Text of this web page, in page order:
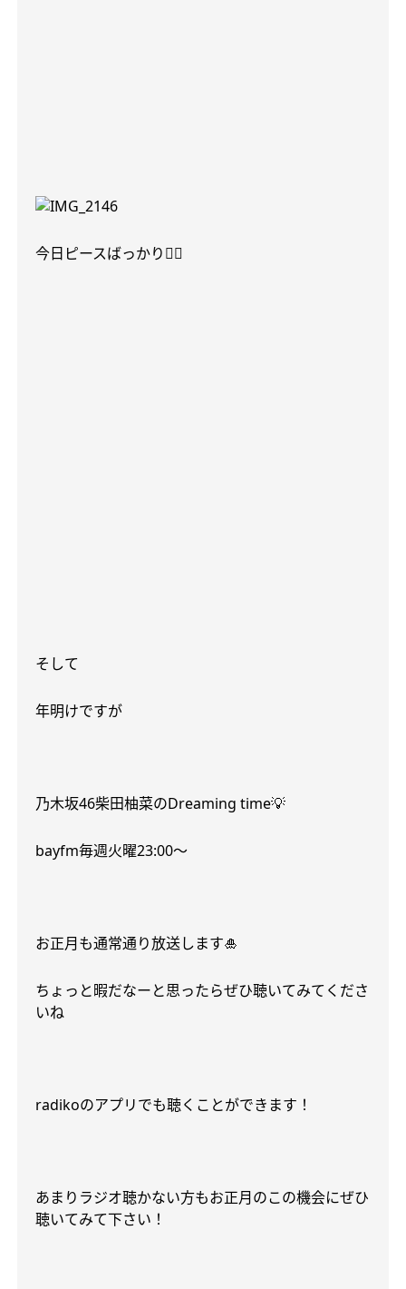
今日ピースばっかり✌🏻
そして
年明けですが
乃木坂46柴田柚菜のDreaming time💡
bayfm毎週火曜23:00〜
お正月も通常通り放送します🎍
ちょっと暇だなーと思ったらぜひ聴いてみてくださ
いね
radikoのアプリでも聴くことができます！
あまりラジオ聴かない方もお正月のこの機会にぜひ
聴いてみて下さい！